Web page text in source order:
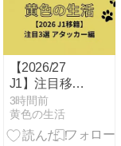
いきなりゴー
【2026/27
J1】注目移籍
3選（アタッ
カー編）
3時間前
黄色の生活